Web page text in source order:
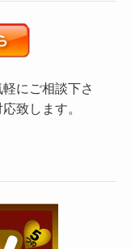
にご相談下さ
致します。